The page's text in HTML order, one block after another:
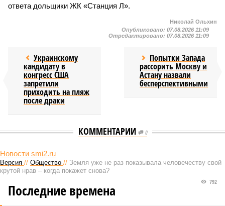
ответа дольщики ЖК «Станция Л».
Николай Ольхин
Опубликовано: 07.08.2026 11:09
Отредактировано: 07.08.2026 11:09
Украинскому
кандидату в
конгресс США
запретили
приходить на пляж
после драки
Попытки Запада
рассорить Москву и
Астану назвали
бесперспективными
КОММЕНТАРИИ 0
Новости smi2.ru
Версия // Общество // Земля уже не раз показывала человечеству свой
крутой нрав – когда покажет снова?
792
Последние времена